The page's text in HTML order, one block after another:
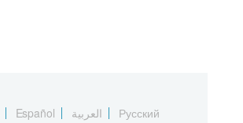
Español العربية Русский